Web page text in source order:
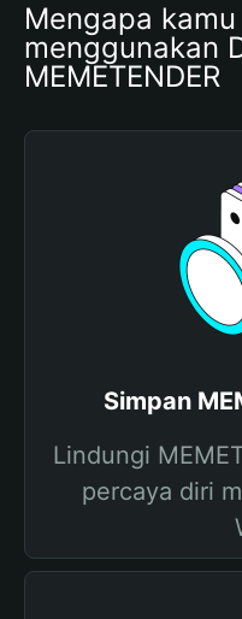
Mengapa
menggunakan
MEMETENDER
Simpan
Lindungi
percaya diri